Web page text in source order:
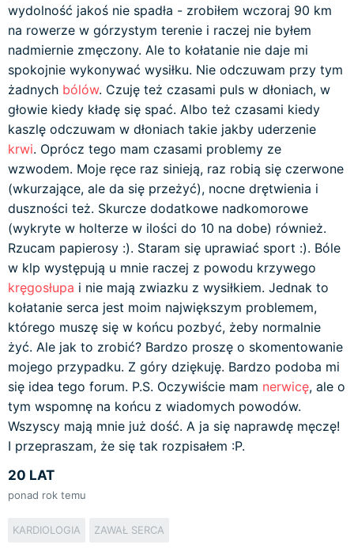
wydolność jakoś nie spadła - zrobiłem wczoraj 90 km
na rowerze w górzystym terenie i raczej nie byłem
nadmiernie zmęczony. Ale to kołatanie nie daje mi
spokojnie wykonywać wysiłku. Nie odczuwam przy tym
żadnych bólów. Czuję też czasami puls w dłoniach, w
głowie kiedy kładę się spać. Albo też czasami kiedy
kaszlę odczuwam w dłoniach takie jakby uderzenie
krwi. Oprócz tego mam czasami problemy ze
wzwodem. Moje ręce raz sinieją, raz robią się czerwone
(wkurzające, ale da się przeżyć), nocne drętwienia i
duszności też. Skurcze dodatkowe nadkomorowe
(wykryte w holterze w ilości do 10 na dobe) również.
Rzucam papierosy :). Staram się uprawiać sport :). Bóle
w klp występują u mnie raczej z powodu krzywego
kręgosłupa i nie mają zwiazku z wysiłkiem. Jednak to
kołatanie serca jest moim największym problemem,
którego muszę się w końcu pozbyć, żeby normalnie
żyć. Ale jak to zrobić? Bardzo proszę o skomentowanie
mojego przypadku. Z góry dziękuję. Bardzo podoba mi
się idea tego forum. P.S. Oczywiście mam nerwicę, ale o
tym wspomnę na końcu z wiadomych powodów.
Wszyscy mają mnie już dość. A ja się naprawdę męczę!
I przepraszam, że się tak rozpisałem :P.
20 LAT
ponad rok temu
KARDIOLOGIA ZAWAŁ SERCA